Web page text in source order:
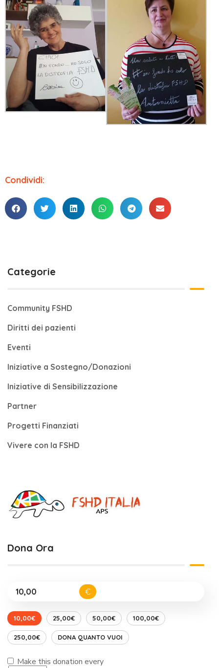
Condividi:
Categorie
Community FSHD
Diritti dei pazienti
Eventi
Iniziative a Sostegno/Donazioni
Iniziative di Sensibilizzazione
Partner
Progetti Finanziati
Vivere con la FSHD
Dona Ora
€
10,00€ 25,00€ 50,00€ 100,00€
250,00€ DONA QUANTO VUOI
Make this donation every